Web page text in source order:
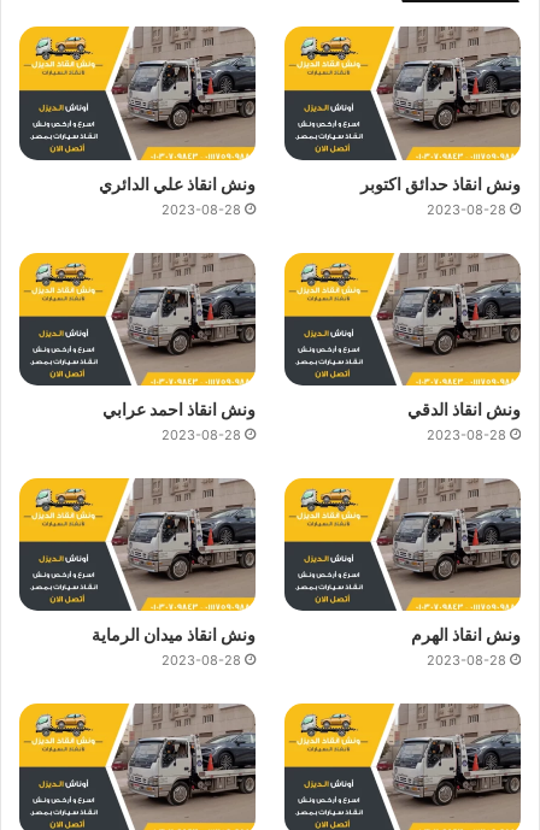
ونش انقاذ حدائق اكتوبر
2023-08-28
ونش انقاذ علي الدائري
2023-08-28
ونش انقاذ الدقي
2023-08-28
ونش انقاذ احمد عرابي
2023-08-28
ونش انقاذ الهرم
2023-08-28
ونش انقاذ ميدان الرماية
2023-08-28